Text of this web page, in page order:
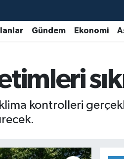
Gündem Ekonomi
kontrolleri